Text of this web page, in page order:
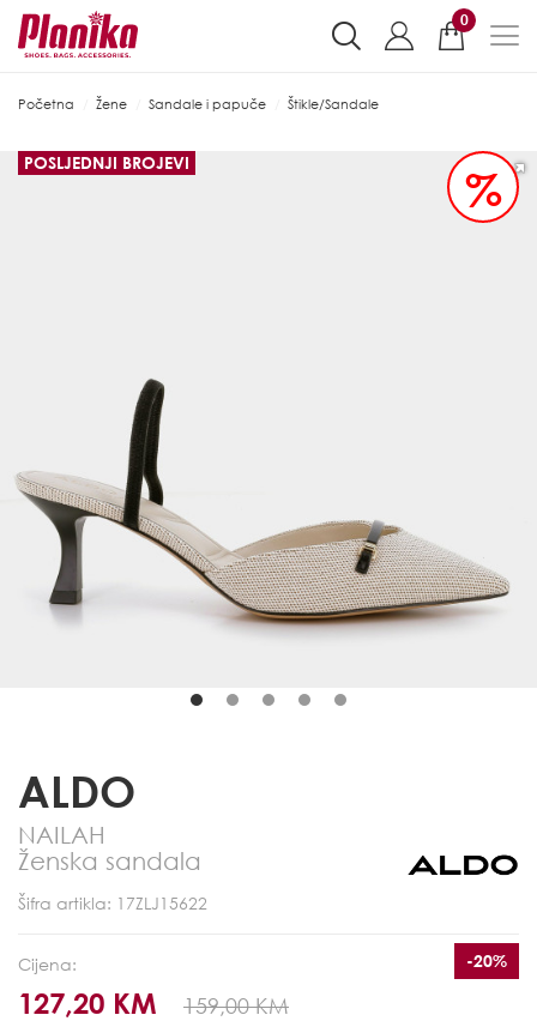
0
Početna Žene Sandale i papuče Štikle/Sandale
%
POSLJEDNJI BROJEVI
ALDO
NAILAH
Ženska sandala
Šifra artikla: 17ZLJ15622
Cijena:
127,20 KM 159,00 KM
-20%